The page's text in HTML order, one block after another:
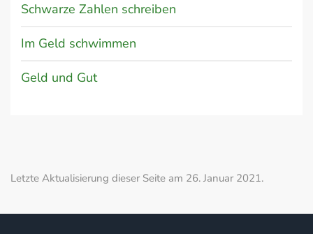
Schwarze Zahlen schreiben
Im Geld schwimmen
Geld und Gut
Letzte Aktualisierung dieser Seite am 26. Januar 2021.